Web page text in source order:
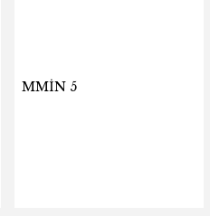
MMİN 5